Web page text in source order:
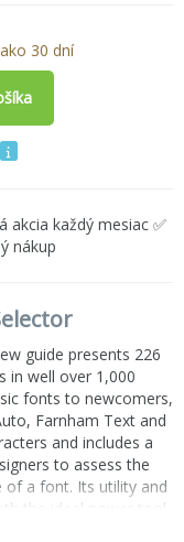
30 dní
akcia každý mesiac ✅
nákup
guide presents 226
in well over 1,000
fonts to newcomers,
Farnham Text and
and includes a
to assess the
of a font. Its utility and
the ideal power tool
designer gift.